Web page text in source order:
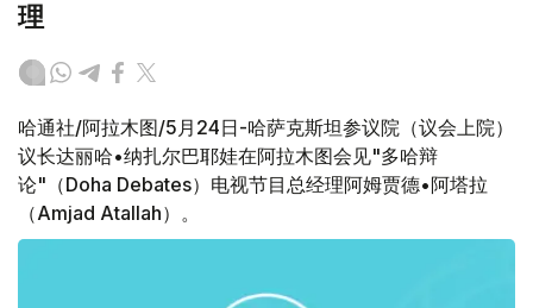
理
哈通社/阿拉木图/5月24日-哈萨克斯坦参议院（议会上院）
议长达丽哈•纳扎尔巴耶娃在阿拉木图会见"多哈辩
论"（Doha Debates）电视节目总经理阿姆贾德•阿塔拉
（Amjad Atallah）。